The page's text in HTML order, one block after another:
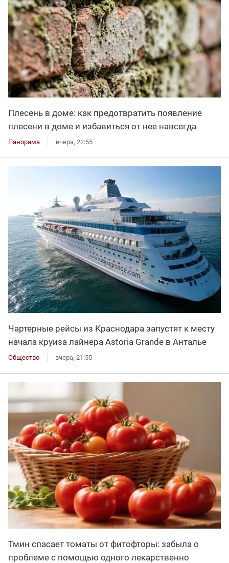
Плесень в доме: как предотвратить появление
плесени в доме и избавиться от нее навсегда
Панорама вчера, 22:55
Чартерные рейсы из Краснодара запустят к месту
начала круиза лайнера Astoria Grande в Анталье
Общество вчера, 21:55
Тмин спасает томаты от фитофторы: забыла о
проблеме с помощью одного лекарственно